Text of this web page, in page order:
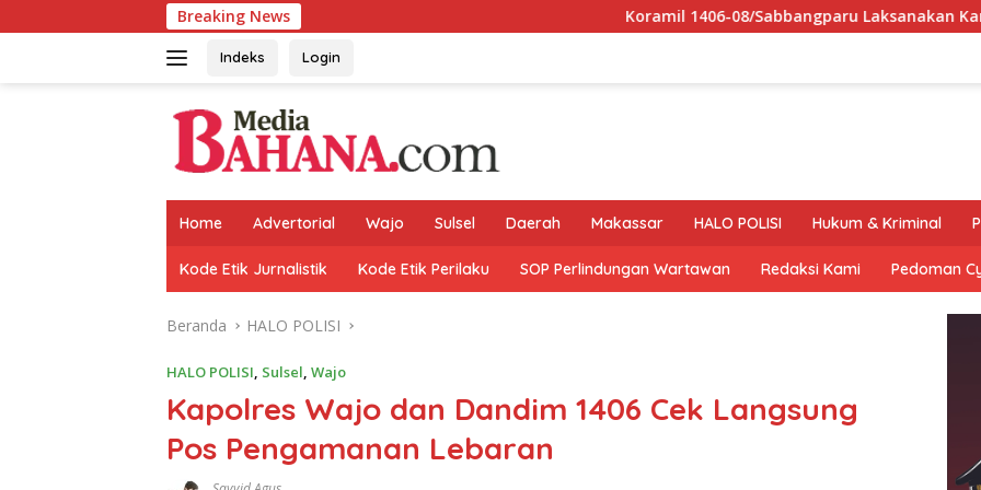
ke
Breaking News Koramil 1406-08/Sabbangparu Laksanakan Karya Bhakti
Indeks Login
Home Advertorial Wajo Sulsel Daerah Makassar HALO POLISI Hukum & Kriminal
Kode Etik Jurnalistik Kode Etik Perilaku SOP Perlindungan Wartawan Redaksi Kami Pedoman
Beranda HALO POLISI
HALO POLISI, Sulsel, Wajo
Kapolres Wajo dan Dandim 1406 Cek Langsung
Pos Pengamanan Lebaran